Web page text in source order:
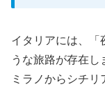
イタリアには、「
うな旅路が存在し
ミラノからシチ